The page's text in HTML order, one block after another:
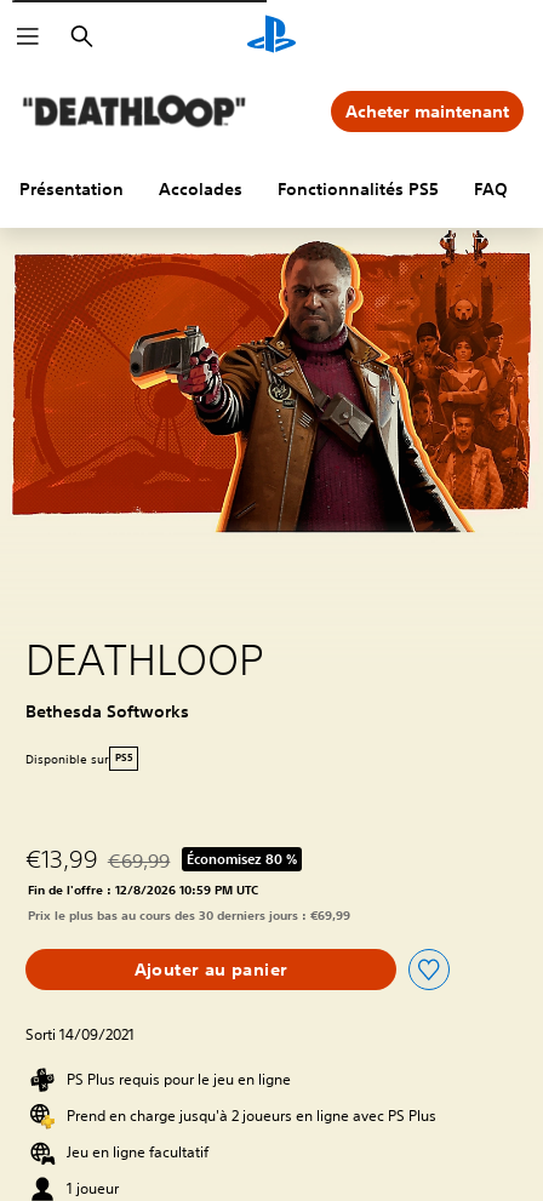
Rechercher
Présentation Accolades Fonctionnalités PS5 FAQ
Acheter maintenant
DEATHLOOP
Bethesda Softworks
Disponible sur PS5
€13,99 Remise par rapport au prix d'origine de €69,99
€69,99 Économisez 80 %
Fin de l'offre : 12/8/2026 10:59 PM UTC
Prix le plus bas au cours des 30 derniers jours : €69,99
Ajouter au panier
Sorti 14/09/2021
PS Plus requis pour le jeu en ligne
Prend en charge jusqu'à 2 joueurs en ligne avec PS Plus
Jeu en ligne facultatif
1 joueur